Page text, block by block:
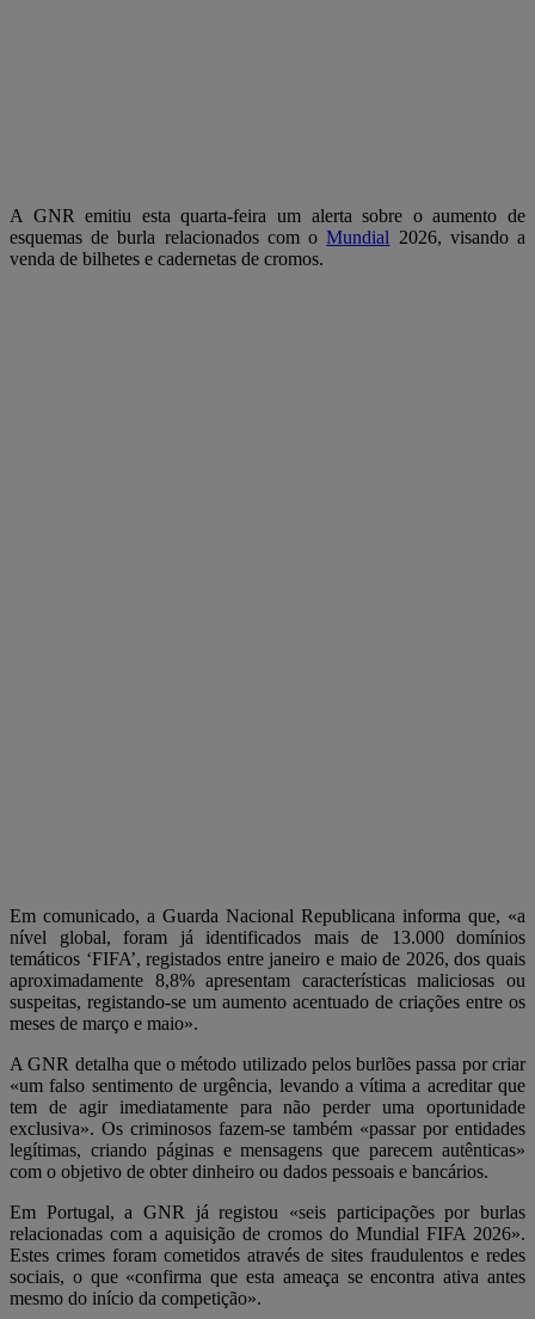
A GNR emitiu esta quarta-feira um alerta sobre o aumento de
esquemas de burla relacionados com oMundial 2026, visando a
venda de bilhetes e cadernetas de cromos.
Em comunicado, a Guarda Nacional Republicana informa que, «a
nível global, foram já identificados mais de 13.000 domínios
temáticos ‘FIFA’, registados entre janeiro e maio de 2026, dos quais
aproximadamente 8,8% apresentam características maliciosas ou
suspeitas, registando-se um aumento acentuado de criações entre os
meses de março e maio».
A GNR detalha que o método utilizado pelos burlões passa por criar
«um falso sentimento de urgência, levando a vítima a acreditar que
tem de agir imediatamente para não perder uma oportunidade
exclusiva». Os criminosos fazem-se também «passar por entidades
legítimas, criando páginas e mensagens que parecem autênticas»
com o objetivo de obter dinheiro ou dados pessoais e bancários.
Em Portugal, a GNR já registou «seis participações por burlas
relacionadas com a aquisição de cromos do Mundial FIFA 2026».
Estes crimes foram cometidos através de sites fraudulentos e redes
sociais, o que «confirma que esta ameaça se encontra ativa antes
mesmo do início da competição».